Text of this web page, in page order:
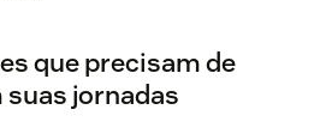
que precisam de
jornadas